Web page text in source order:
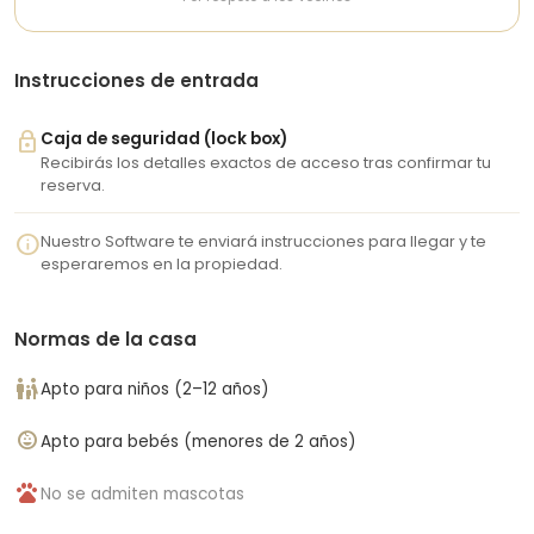
locales, ideales para disfrutar de la gastronomía caribeña
después de un día de playa.
Instrucciones de entrada
lock Caja de seguridad (lock box)
Recibirás los detalles exactos de acceso tras confirmar tu
reserva.
infoNuestro Software te enviará instrucciones para llegar y te
esperaremos en la propiedad.
Normas de la casa
family_restroomApto para niños (2–12 años)
child_careApto para bebés (menores de 2 años)
petsNo se admiten mascotas